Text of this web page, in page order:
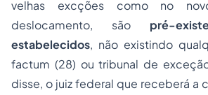
velhas excções como no
deslocamento, são pré-
estabelecidos, não existindo
factum (28) ou tribunal de
disse, o juiz federal que receberá a